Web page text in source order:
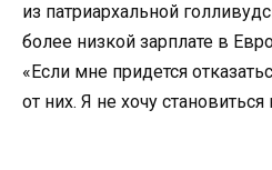
из патриархальной
более низкой зарплате в
«Если мне придется
от них. Я не хочу